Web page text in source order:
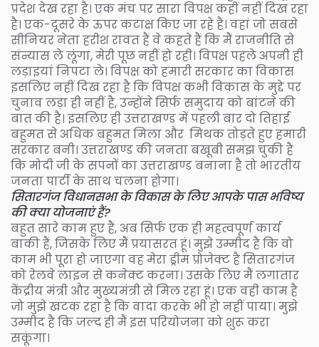
प्रदेश देख रहा है। एक मंच पर सारा विपक्ष कहीं नहीं दिख रहा
है। एक-दूसरे के ऊपर कटाक्ष किए जा रहे हैं। वहां जो सबसे
सीनियर नेता हरीश रावत हैं वे कहते हैं कि मैं राजनीति से
संन्यास ले लूंगा, मेरी पूछ नहीं हो रही। विपक्ष पहले अपनी ही
लड़ाइयां निपटा ले। विपक्ष को हमारी सरकार का विकास
इसलिए नहीं दिख रहा है कि विपक्ष कभी विकास के मुद्दे पर
चुनाव लड़ा ही नहीं है, उन्होंने सिर्फ समुदाय को बांटने की
बात की है। इसलिए ही उत्तराखण्ड में पहली बार दो तिहाई
बहुमत से अधिक बहुमत मिला और मिथक तोड़ते हुए हमारी
सरकार बनी। उत्तराखण्ड की जनता बखूबी समझ चुकी है
कि मोदी जी के सपनों का उत्तराखण्ड बनाना है तो भारतीय
जनता पार्टी के साथ चलना होगा।
सितारगंज विधानसभा के विकास के लिए आपके पास भविष्य
की क्या योजनाएं हैं?
बहुत सारे काम हुए हैं, अब सिर्फ एक ही महत्वपूर्ण कार्य
बाकी हैं, जिसके लिए मैं प्रयासरत हूं। मुझे उम्मीद है कि वो
काम भी पूरा हो जाएगा वह मेरा ड्रीम प्रोजेक्ट है सितारगंज
को रेलवे लाइन से कनेक्ट करना। उसके लिए मैं लगातार
केंद्रीय मंत्री और मुख्यमंत्री से मिल रहा हूं। एक वही काम है
जो मुझे खटक रहा है कि वादा करके भी हो नहीं पाया। मुझे
उम्मीद है कि जल्द ही मैं इस परियोजना को शुरू करा
सकूंगा।